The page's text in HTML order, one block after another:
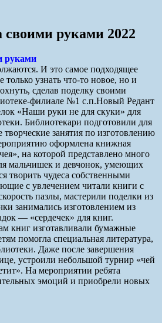
своими руками 2022
руками
И это самое подходящее
только узнать что-то новое, но и
сделав поделку своими
филиале №1 с.п.Новый Редант
«Наши руки не для скуки» для
Библиотекари подготовили для
занятия по изготовлению
оформлена книжная
на которой представлено много
мальчишек и девчонок, умеющих
творить чудеса собственными
с увлечением читали книги с
пазлы, мастерили поделки из
занимались изготовлением из
— «сердечек» для книг.
книг изготавливали бумажные
помогла специальная литература,
Даже после завершения
устроили небольшой турнир «чей
На мероприятии ребята
эмоций и приобрели новых